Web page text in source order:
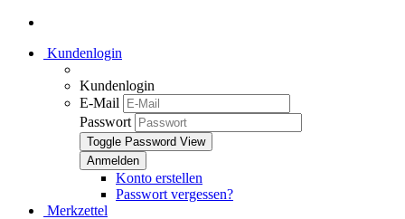
Kundenlogin
Kundenlogin
E-Mail
Passwort
Toggle Password View
Konto erstellen
Passwort vergessen?
Merkzettel